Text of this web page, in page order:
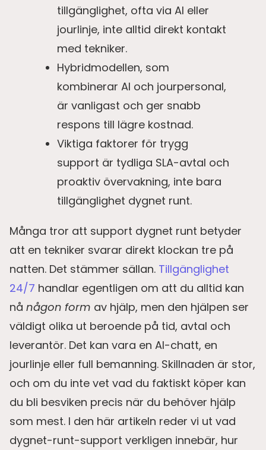
tillgänglighet, ofta via AI eller
jourlinje, inte alltid direkt kontakt
med tekniker.
Hybridmodellen, som
kombinerar AI och jourpersonal,
är vanligast och ger snabb
respons till lägre kostnad.
Viktiga faktorer för trygg
support är tydliga SLA-avtal och
proaktiv övervakning, inte bara
tillgänglighet dygnet runt.
Många tror att support dygnet runt betyder
att en tekniker svarar direkt klockan tre på
natten. Det stämmer sällan. Tillgänglighet
24/7 handlar egentligen om att du alltid kan
nå någon form av hjälp, men den hjälpen ser
väldigt olika ut beroende på tid, avtal och
leverantör. Det kan vara en AI-chatt, en
jourlinje eller full bemanning. Skillnaden är stor,
och om du inte vet vad du faktiskt köper kan
du bli besviken precis när du behöver hjälp
som mest. I den här artikeln reder vi ut vad
dygnet-runt-support verkligen innebär, hur